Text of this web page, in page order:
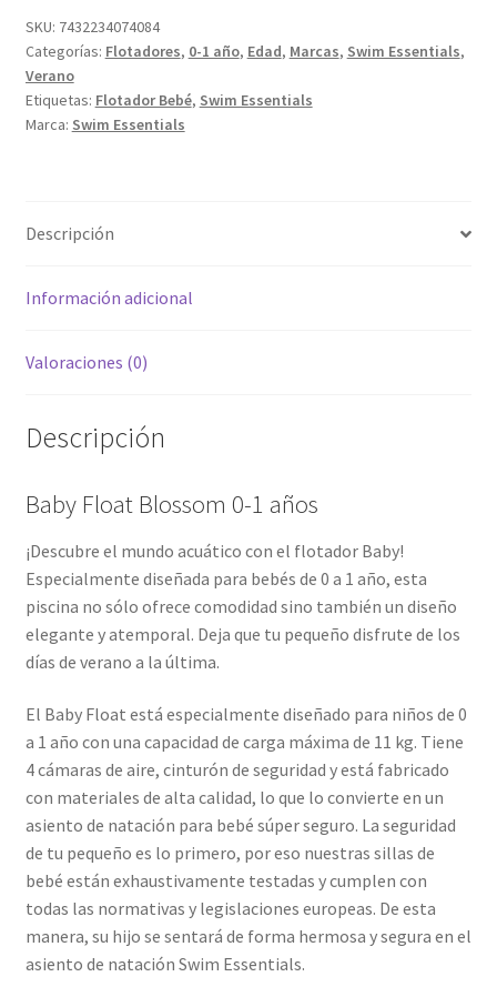
SKU: 7432234074084
Categorías: Flotadores, 0-1 año, Edad, Marcas, Swim Essentials,
Verano
Etiquetas: Flotador Bebé, Swim Essentials
Marca: Swim Essentials
Descripción
Información adicional
Valoraciones (0)
Descripción
Baby Float Blossom 0-1 años
¡Descubre el mundo acuático con el flotador Baby!
Especialmente diseñada para bebés de 0 a 1 año, esta
piscina no sólo ofrece comodidad sino también un diseño
elegante y atemporal. Deja que tu pequeño disfrute de los
días de verano a la última.
El Baby Float está especialmente diseñado para niños de 0
a 1 año con una capacidad de carga máxima de 11 kg. Tiene
4 cámaras de aire, cinturón de seguridad y está fabricado
con materiales de alta calidad, lo que lo convierte en un
asiento de natación para bebé súper seguro. La seguridad
de tu pequeño es lo primero, por eso nuestras sillas de
bebé están exhaustivamente testadas y cumplen con
todas las normativas y legislaciones europeas. De esta
manera, su hijo se sentará de forma hermosa y segura en el
asiento de natación Swim Essentials.